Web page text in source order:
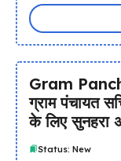
Gram
ग्राम पंचायत
के लिए सुनहरा
Status: New